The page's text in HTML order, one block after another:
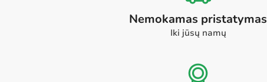
Nemokamas pristatymas
Iki jūsų namų